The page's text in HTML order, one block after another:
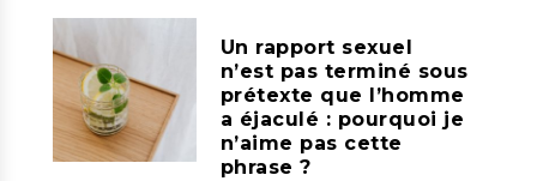
Un rapport sexuel
n’est pas terminé sous
prétexte que l’homme
a éjaculé : pourquoi je
n’aime pas cette
phrase ?